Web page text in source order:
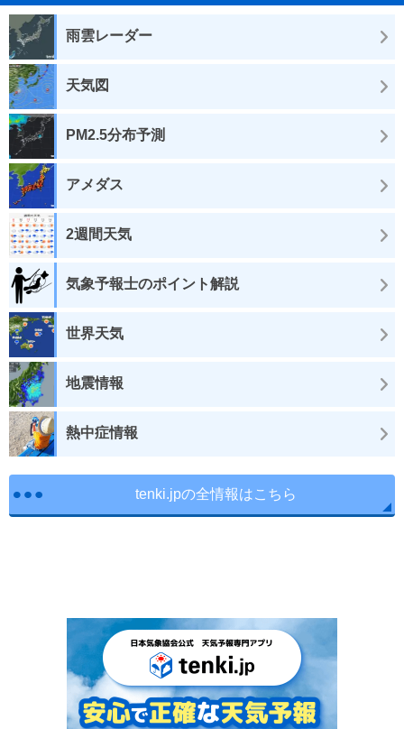
雨雲レーダー
天気図
PM2.5分布予測
アメダス
2週間天気
気象予報士のポイント解説
世界天気
地震情報
熱中症情報
tenki.jpの全情報はこちら